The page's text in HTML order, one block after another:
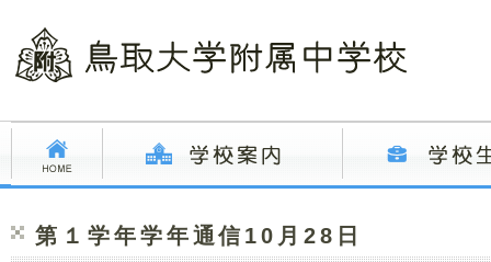
第１学年学年通信10月28日